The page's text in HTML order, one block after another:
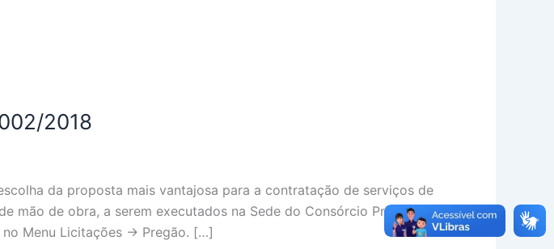
2018
da proposta mais vantajosa para a contratação de serviços de
mão de obra, a serem executados na Sede do Consórcio Pró-Sinos,
Menu Licitações -> Pregão. […]